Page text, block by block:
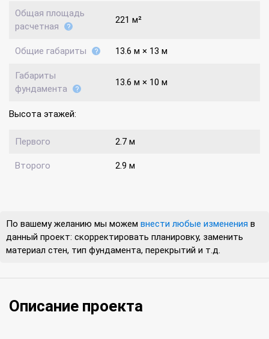
Общая площадь
расчетная
221 м²
Общие габариты 13.6 м × 13 м
Габариты
фундамента
13.6 м × 10 м
Высота этажей:
Первого 2.7 м
Второго 2.9 м
По вашему желанию мы можем внести любые изменения в
данный проект: скорректировать планировку, заменить
материал стен, тип фундамента, перекрытий и т.д.
Описание проекта